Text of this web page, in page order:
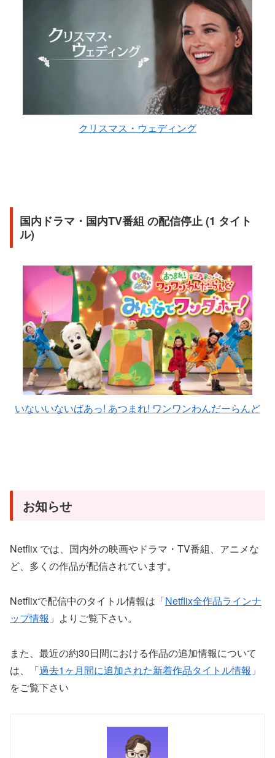
クリスマス・ウェディング
国内ドラマ・国内TV番組 の配信停止 (1 タイト
ル)
いないいないばあっ! あつまれ! ワンワンわんだーらんど
お知らせ
Netflix では、国内外の映画やドラマ・TV番組、アニメな
ど、多くの作品が配信されています。
Netflixで配信中のタイトル情報は「Netflix全作品ラインナ
ップ情報 」よりご覧下さい。
また、最近の約30日間における作品の追加情報について
は、「過去1ヶ月間に追加された新着作品タイトル情報 」
をご覧下さい